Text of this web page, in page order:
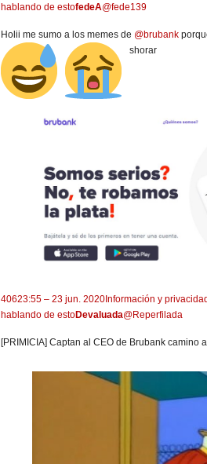
hablando de estofedeA@fede139
Holii me sumo a los memes de @brubank
shorar
40623:55 – 23 jun. 2020 Información y
hablando de estoDevaluada@Reperfilada
[PRIMICIA] Captan al CEO de Brubank camino